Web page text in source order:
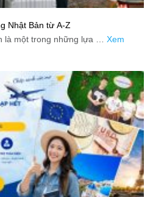
Nhật Bản từ A-Z
là một trong những lựa … Xem